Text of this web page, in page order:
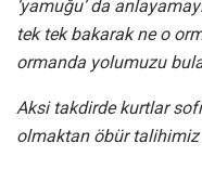
‘yamuğu’ da
tek tek bakarak ne o
ormanda yolumuzu
Aksi takdirde kurtlar
olmaktan öbür talihimiz